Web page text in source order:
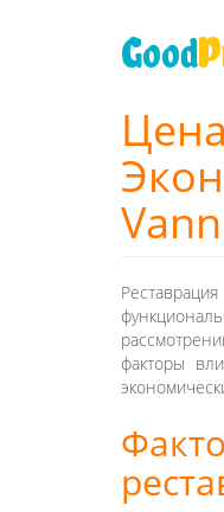
Good
факторы